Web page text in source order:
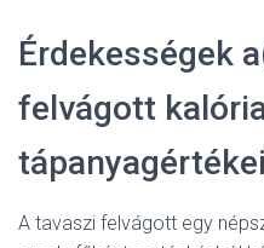
Érdekességek
felvágott
A tavaszi felvágott egy